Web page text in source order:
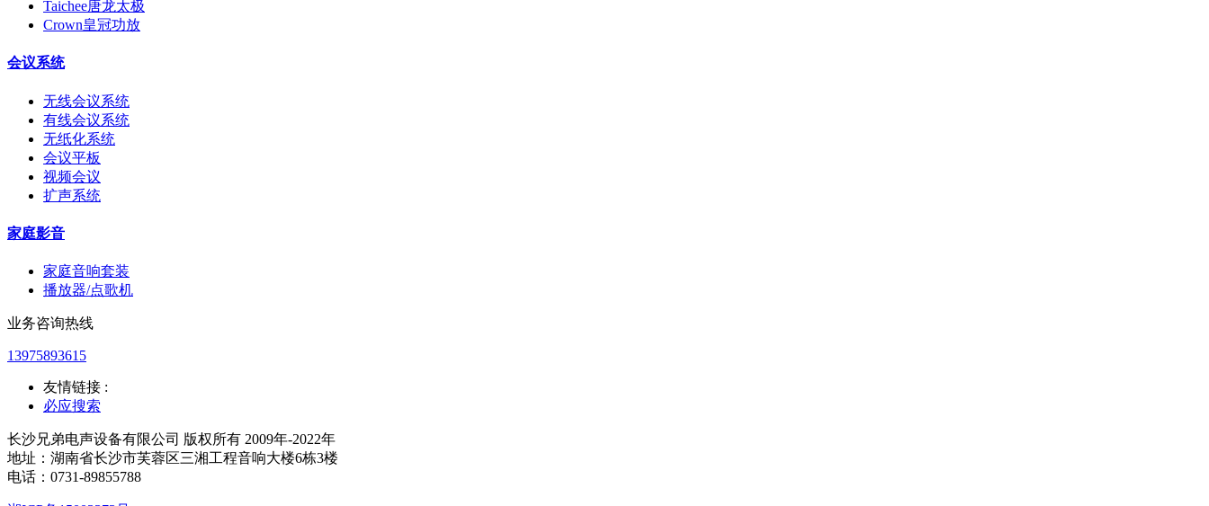
Taichee唐龙太极
Crown皇冠功放
会议系统
无线会议系统
有线会议系统
无纸化系统
会议平板
视频会议
扩声系统
家庭影音
家庭音响套装
播放器/点歌机
业务咨询热线
13975893615
友情链接 :
必应搜索
长沙兄弟电声设备有限公司 版权所有 2009年-2022年
地址：湖南省长沙市芙蓉区三湘工程音响大楼6栋3楼
电话：0731-89855788